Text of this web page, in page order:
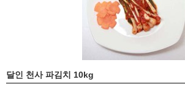
달인 천사 파김치 10kg